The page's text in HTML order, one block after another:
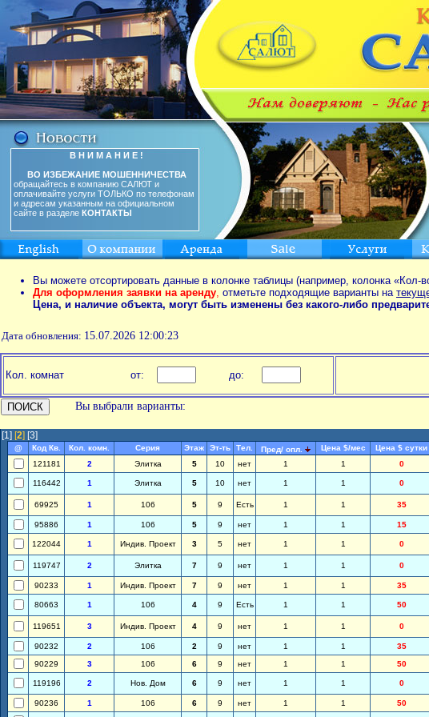
В Н И М А Н И Е !
ВО ИЗБЕЖАНИЕ МОШЕННИЧЕСТВА
обращайтесь в компанию САЛЮТ и
оплачивайте услуги ТОЛЬКО по телефонам
и адресам указанным на официальном
сайте в разделе КОНТАКТЫ
Вы можете отсортировать данные в колонке таблицы (например, колонка
Для оформления заявки на аренду, отметьте подходящие варианты на
Цена, и наличие объекта, могут быть изменены без какого-либо
Дата обновления: 15.07.2026 12:00:23
Кол. комнат от: до:
Вы выбрали варианты:
[1] [2] [3]
@ Код Кв. Кол. комн. Серия Этаж Эт-ть Тел. Пред/ опл. Цена $/мес Цена $ сутки
121181
2 Элитка 5 10 нет 1 1 0
116442 1 Элитка 5 10 нет 1 1 0
69925 1 106 5 9 Есть 1 1 35
95886 1 106 5 9 нет 1 1 15
122044 1 Индив. Проект 3 5 нет 1 1 0
119747 2 Элитка 7 9 нет 1 1 0
90233 1 Индив. Проект 7 9 нет 1 1 35
80663 1 106 4 9 Есть 1 1 50
119651 3 Индив. Проект 4 9 нет 1 1 0
90232 2 106 2 9 нет 1 1 35
90229
3 106 6 9 нет 1 1 50
119196 2 Нов. Дом 6 9 нет 1 1 0
90236 1 106 6 9 нет 1 1 50